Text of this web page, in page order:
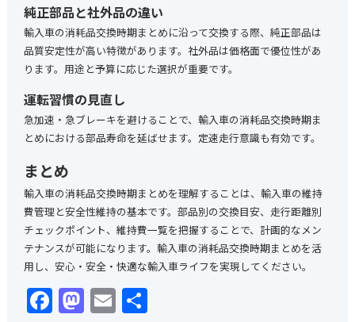
純正部品と社外品の違い
輸入車の消耗品交換時期まとめに沿って交換する際、純正部品は
品質安定性が高い特徴があります。社外品は価格面で優位性があ
ります。用途と予算に応じた選択が重要です。
運転習慣の見直し
急加速・急ブレーキを避けることで、輸入車の消耗品交換時期ま
とめにおける部品寿命を延ばせます。定速走行意識も有効です。
まとめ
輸入車の消耗品交換時期まとめを理解することは、輸入車の維持
費管理と安全性維持の基本です。部品別の交換目安、走行距離別
チェックポイント、維持費一覧を把握することで、計画的なメン
テナンスが可能になります。輸入車の消耗品交換時期まとめを活
用し、安心・安全・快適な輸入車ライフを実現してください。
Facebook
Mastodon
Email
共